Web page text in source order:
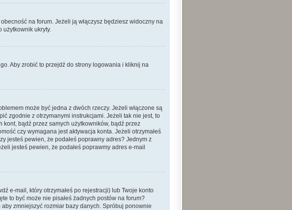
na forum. Jeżeli ją włączysz będziesz widoczny na
użytkownik ukryty.
Aby zrobić to przejdź do strony logowania i kliknij na
może być jedna z dwóch rzeczy. Jeżeli włączone są
zgodnie z otrzymanymi instrukcjami. Jeżeli tak nie jest, to
bądź przez samych użytkowników, bądź przez
czy wymagana jest aktywacja konta. Jeżeli otrzymałeś
jesteś pewien, że podałeś poprawny adres? Jednym z
jesteś pewien, że podałeś poprawmy adres e-mail
e-mail, który otrzymałeś po rejestracji) lub Twoje konto
to być może nie pisałeś żadnych postów na forum?
zmniejszyć rozmiar bazy danych. Spróbuj ponownie